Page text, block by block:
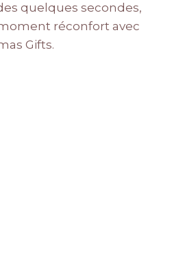
quelques secondes,
réconfort avec
Gifts.